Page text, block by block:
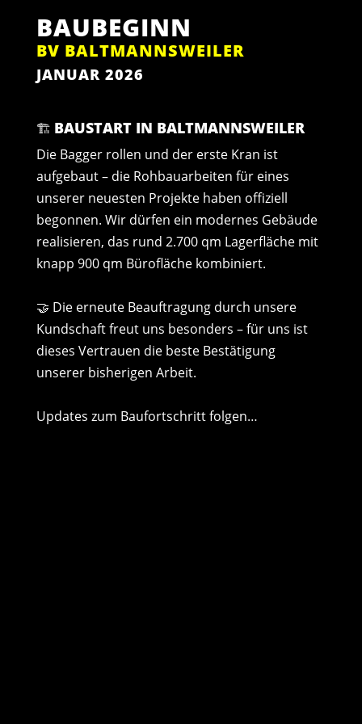
BAUBEGINN
BV BALTMANNSWEILER
JANUAR 2026
🏗️ BAUSTART IN BALTMANNSWEILER
Die Bagger rollen und der erste Kran ist
aufgebaut – die Rohbauarbeiten für eines
unserer neuesten Projekte haben offiziell
begonnen. Wir dürfen ein modernes Gebäude
realisieren, das rund 2.700 qm Lagerfläche mit
knapp 900 qm Bürofläche kombiniert.
🤝 Die erneute Beauftragung durch unsere
Kundschaft freut uns besonders – für uns ist
dieses Vertrauen die beste Bestätigung
unserer bisherigen Arbeit.
Updates zum Baufortschritt folgen…